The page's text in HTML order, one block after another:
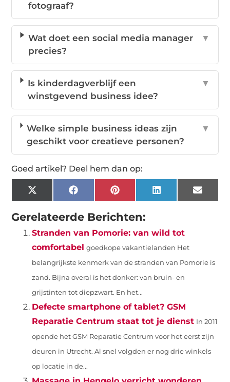
fotograaf?
Wat doet een social media manager
precies?
▼
Is kinderdagverblijf een
winstgevend business idee?
▼
Welke simple business ideas zijn
geschikt voor creatieve personen?
▼
Goed artikel? Deel hem dan op:
X
(Twitter)
FacebookPinterestLinkedInEmail
Gerelateerde Berichten:
Stranden van Pomorie: van wild tot
comfortabel goedkope vakantielanden Het
belangrijkste kenmerk van de stranden van Pomorie is
zand. Bijna overal is het donker: van bruin- en
grijstinten tot diepzwart. En het...
Defecte smartphone of tablet? GSM
Reparatie Centrum staat tot je dienst In 2011
opende het GSM Reparatie Centrum voor het eerst zijn
deuren in Utrecht. Al snel volgden er nog drie winkels
op locatie in de...